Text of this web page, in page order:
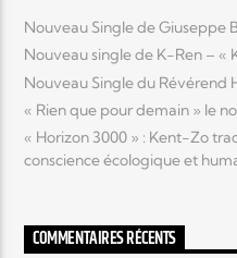
Elyon Kids
Nouveau Single de Giuseppe
Nouveau single de K-Ren – «
Nouveau Single du Révérend
« Rien que pour demain » le
« Horizon 3000 » : Kent-Zo
conscience écologique et
COMMENTAIRES RÉCENTS